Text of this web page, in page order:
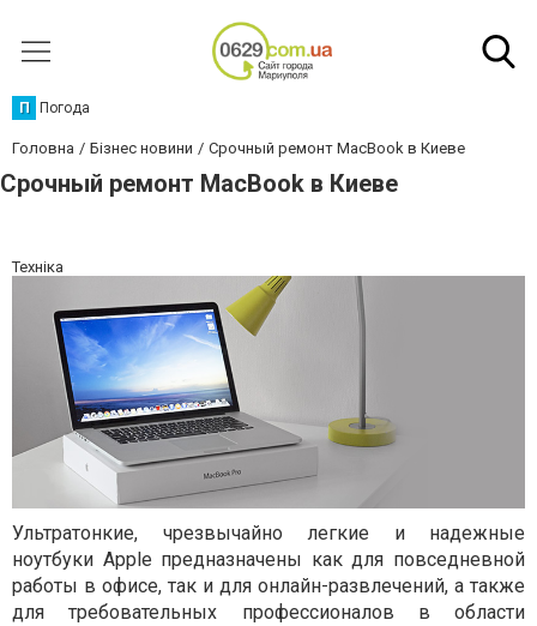
П Погода
Головна Бізнес новини Срочный ремонт MacBook в Киеве
Срочный ремонт MacBook в Киеве
Техніка
Ультратонкие, чрезвычайно легкие и надежные
ноутбуки Apple предназначены как для повседневной
работы в офисе, так и для онлайн-развлечений, а также
для требовательных профессионалов в области